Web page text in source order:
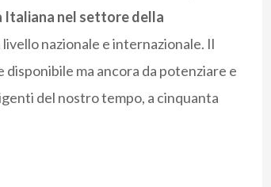
Italiana nel settore della
nazionale e internazionale. Il
ma ancora da potenziare e
del nostro tempo, a cinquanta